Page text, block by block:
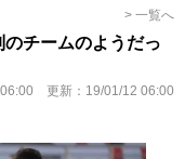
> 一覧へ
チームのようだっ
更新： 19/01/12 06:00